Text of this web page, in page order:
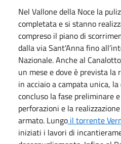
Nel Vallone della Noce la
completata e si stanno
compreso il piano di
dalla via Sant'Anna fino
Nazionale. Anche al
un mese e dove è prevista la
in acciaio a campata unica,
concluso la fase preliminare
perforazioni e la
armato. Lungo il torrente
iniziati i lavori di